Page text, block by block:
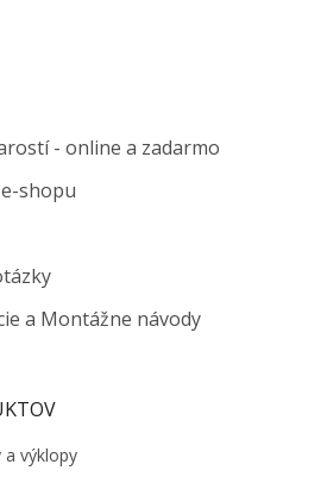
- online a zadarmo
shopu
a Montážne návody
a výklopy